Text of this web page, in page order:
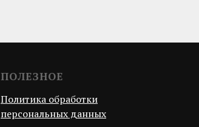
ПОЛЕЗНОЕ
Политика обработки
персональных данных